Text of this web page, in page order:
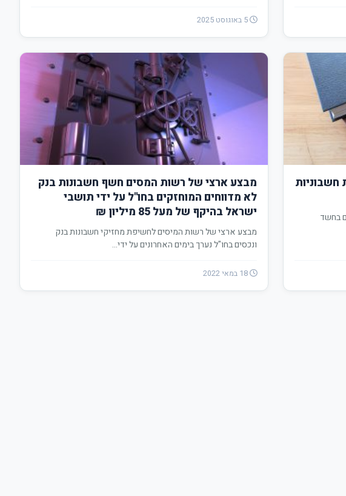
5 באוגוסט 2025
חשבוניות
בחשד
מבצע ארצי של רשות המסים חשף חשבונות בנק
לא מדווחים המוחזקים בחו"ל על ידי תושבי
ישראל בהיקף של מעל 85 מיליון ₪
מבצע ארצי של רשות המיסים לחשיפת מחזיקי חשבונות בנק
ונכסים בחו"ל נערך בימים האחרונים על ידי…
18 במאי 2022